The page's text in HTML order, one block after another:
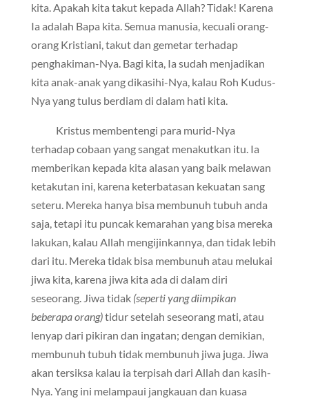
kita. Apakah kita takut kepada Allah? Tidak! Karena
Ia adalah Bapa kita. Semua manusia, kecuali orang-
orang Kristiani, takut dan gemetar terhadap
penghakiman-Nya. Bagi kita, Ia sudah menjadikan
kita anak-anak yang dikasihi-Nya, kalau Roh Kudus-
Nya yang tulus berdiam di dalam hati kita.
Kristus membentengi para murid-Nya
terhadap cobaan yang sangat menakutkan itu. Ia
memberikan kepada kita alasan yang baik melawan
ketakutan ini, karena keterbatasan kekuatan sang
seteru. Mereka hanya bisa membunuh tubuh anda
saja, tetapi itu puncak kemarahan yang bisa mereka
lakukan, kalau Allah mengijinkannya, dan tidak lebih
dari itu. Mereka tidak bisa membunuh atau melukai
jiwa kita, karena jiwa kita ada di dalam diri
seseorang. Jiwa tidak (seperti yang diimpikan
beberapa orang)tidur setelah seseorang mati, atau
lenyap dari pikiran dan ingatan; dengan demikian,
membunuh tubuh tidak membunuh jiwa juga. Jiwa
akan tersiksa kalau ia terpisah dari Allah dan kasih-
Nya. Yang ini melampaui jangkauan dan kuasa